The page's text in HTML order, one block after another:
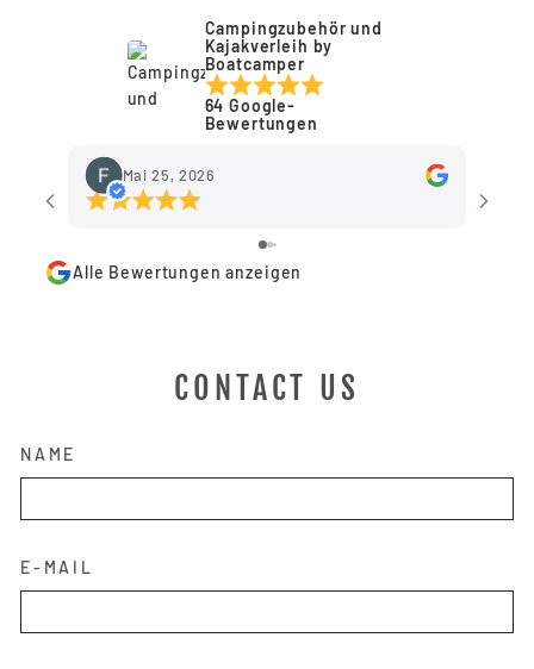
Campingzubehör und
Kajakverleih by
Boatcamper
64 Google-
Bewertungen
Mai 25, 2026
Alle Bewertungen anzeigen
CONTACT US
NAME
E-MAIL
Anmeldung erforderlich
Melden Sie sich bei Ihrem Konto an, um
Produkte zu Ihrer Wunschliste hinzuzufügen
anzuzeigen.